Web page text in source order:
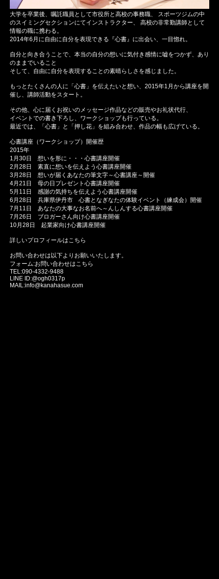
大学を卒業後、嘱託職員として市役所と高校の事務職、 スポーツジムの中
のスイミングセクションにてインストラクター、 高校の非常勤講師として
情報の職に携わる。
2014年6月に自由に自分を表現できる『心書』に出会い、一目惚れ。
自分と向き合うことで、本当の自分の想いに気付き感情に嘘をつかず、あり
のままでいること
そして、自由に自分を表現することの素晴らしさを感じました。
もっとたくさんの人に「心書」を伝えたいと想い、2015年1月から講座を開
催し、講師活動をスタート。
その他、心に届くお祝いのメッセージ作品などの販売やお礼状代行、
イベントでの書き下ろし、ワークショップも行っている。
最近では、「心書」と「押し花」を組み合わせ、作品の幅も広げている。
心書講座（ワークショップ）開催歴
2015年
1月30日 想いを形に・・・心書講座開催
2月28日 素直に想いを伝えよう心書講座開催
3月28日 想いが届くあなたの筆文字～心書講座～開催
4月21日 母の日プレゼント心書講座開催
5月11日 感謝の気持ちを伝えよう心書講座開催
6月28日 兵庫県伊丹市 心書となぎなたの体験イベント（練成会）開催
7月11日 あなたの大事なお名前へ～んしんする心書講座開催
7月26日 ブロガーさん向け心書講座開催
10月28日 起業家向け心書講座開催
詳しいプロフィールはこちら
お問い合わせは以下よりお願いいたします。
フォーム:お問い合わせはこちら
TEL:090-4332-9488
LINE ID:@ogh0317p
MAIL:info@kanahasue.com